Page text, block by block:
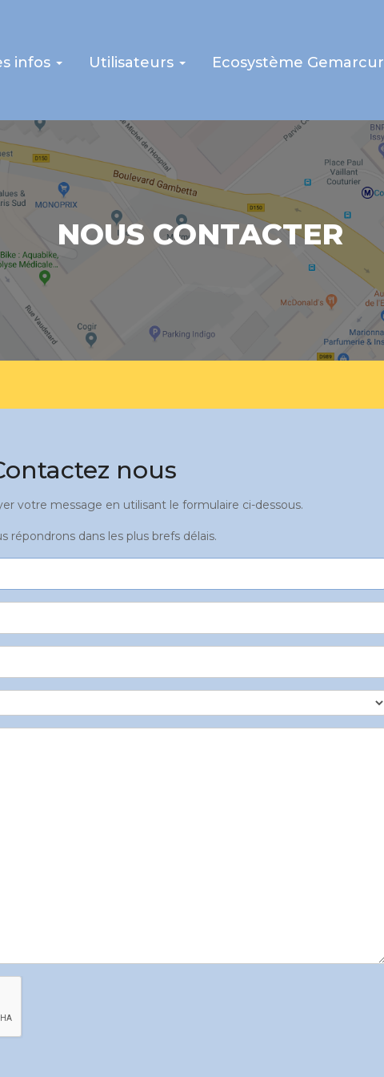
infos Utilisateurs Ecosystème Gemarcur
NOUS CONTACTER
nous
votre message en utilisant le formulaire ci-dessous.
répondrons dans les plus brefs délais.